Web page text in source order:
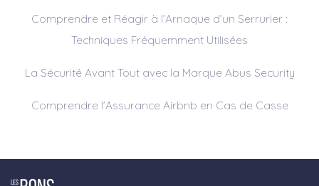
Comprendre et Réagir à l’Arnaque d’un Serrurier :
Techniques Fréquemment Utilisées
La Sécurité Avant Tout avec la Marque Abus Security
Comprendre l’Assurance Airbnb en Cas de Casse